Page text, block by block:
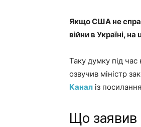
Якщо США не
війни в Україні,
Таку думку під час
озвучив міністр
Канал із
Що заявив